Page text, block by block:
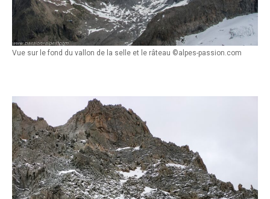
Vue sur le fond du vallon de la selle et le râteau ©alpes-passion.com